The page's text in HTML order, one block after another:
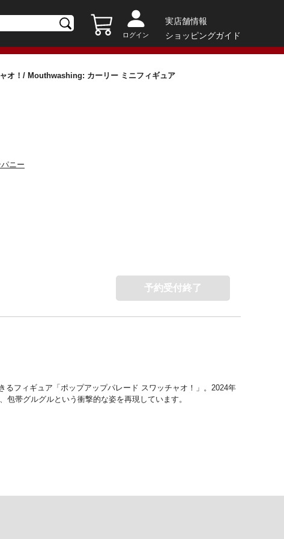
ログイン
実店舗情報
ショッピングガイド
ャオ！/ Mouthwashing: カーリー ミニフィギュア
ニー
予約受付終了
フィギュア「ポップアップパレード スワッチャオ！」。2024年
帯グルグルという衝撃的な姿を再現しています。